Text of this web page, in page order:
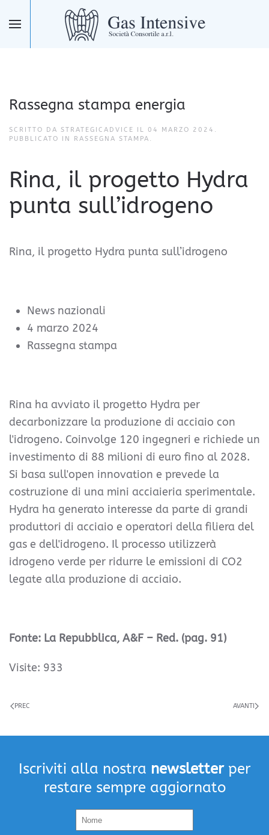
Skip to main content
Rassegna stampa energia
SCRITTO DA STRATEGICADVICE IL 04 MARZO 2024 .
PUBBLICATO IN RASSEGNA STAMPA .
Rina, il progetto Hydra
punta sull’idrogeno
Rina, il progetto Hydra punta sull’idrogeno
News nazionali
4 marzo 2024
Rassegna stampa
Rina ha avviato il progetto Hydra per
decarbonizzare la produzione di acciaio con
l'idrogeno. Coinvolge 120 ingegneri e richiede un
investimento di 88 milioni di euro fino al 2028.
Si basa sull'open innovation e prevede la
costruzione di una mini acciaieria sperimentale.
Hydra ha generato interesse da parte di grandi
produttori di acciaio e operatori della filiera del
gas e dell'idrogeno. Il processo utilizzerà
idrogeno verde per ridurre le emissioni di CO2
legate alla produzione di acciaio.
Fonte: La Repubblica, A&F – Red. (pag. 91)
Visite: 933
PREC AVANTI
Iscriviti alla nostra newsletterper
restare sempre aggiornato